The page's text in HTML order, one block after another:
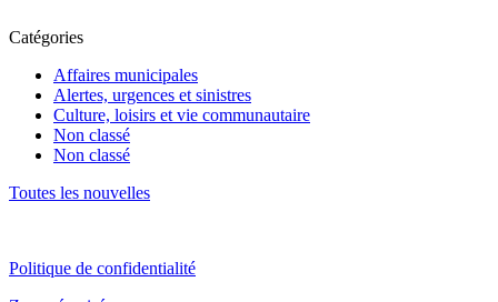
Catégories
Affaires municipales
Alertes, urgences et sinistres
Culture, loisirs et vie communautaire
Non classé
Non classé
Toutes les nouvelles
Politique de confidentialité